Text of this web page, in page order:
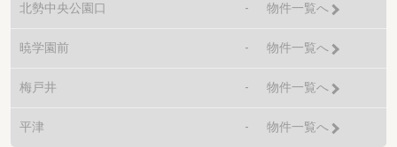
北勢中央公園口 - 物件一覧へ
暁学園前 - 物件一覧へ
梅戸井 - 物件一覧へ
平津 - 物件一覧へ